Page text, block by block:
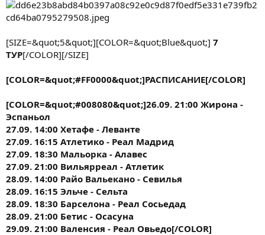
[SIZE=&quot;5&quot;][COLOR=&quot;Blue&quot;] 7
ТУР[/COLOR][/SIZE]
[COLOR=&quot;#FF0000&quot;]РАСПИСАНИЕ[/COLOR]
[COLOR=&quot;#008080&quot;]26.09. 21:00 Жирона -
Эспаньол
27.09. 14:00 Хетафе - Леванте
27.09. 16:15 Атлетико - Реал Мадрид
27.09. 18:30 Мальорка - Алавес
27.09. 21:00 Вильярреал - Атлетик
28.09. 14:00 Райо Вальекано - Севилья
28.09. 16:15 Эльче - Сельта
28.09. 18:30 Барселона - Реал Сосьедад
28.09. 21:00 Бетис - Осасуна
29.09. 21:00 Валенсия - Реал Овьедо[/COLOR]